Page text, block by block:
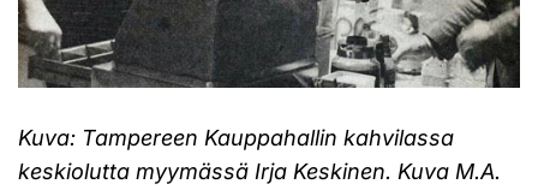
Kuva: Tampereen Kauppahallin kahvilassa
keskiolutta myymässä Irja Keskinen. Kuva M.A.